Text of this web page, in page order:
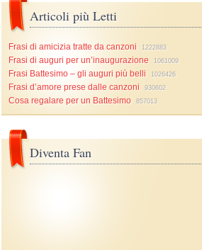
Articoli più Letti
Frasi di amicizia tratte da canzoni 1222883
Frasi di auguri per un’inaugurazione 1061009
Frasi Battesimo – gli auguri più belli 1026426
Frasi d’amore prese dalle canzoni 930602
Cosa regalare per un Battesimo 857013
Diventa Fan